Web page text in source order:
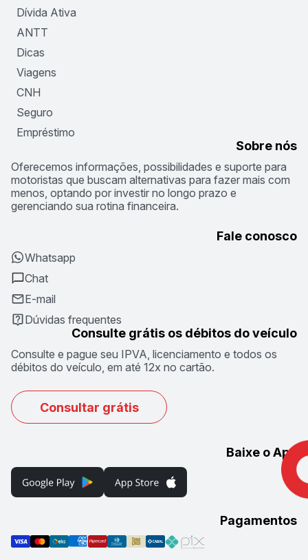
Dívida Ativa
ANTT
Dicas
Viagens
CNH
Seguro
Empréstimo
Sobre nós
Oferecemos informações, possibilidades e suporte para
motoristas que buscam alternativas para fazer mais com
menos, optando por investir no longo prazo e
gerenciando sua rotina financeira.
Fale conosco
Whatsapp
Chat
E-mail
Dúvidas frequentes
Consulte grátis os débitos do veículo
Consulte e pague seu IPVA, licenciamento e todos os
débitos do veículo, em até 12x no cartão.
Consultar grátis
Baixe o App
Pagamentos